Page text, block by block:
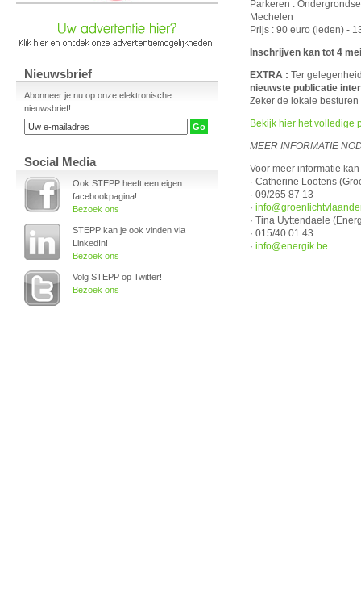
Nieuwsbrief
Abonneer je nu op onze elektronische
nieuwsbrief!
Social Media
Ook STEPP heeft een eigen
facebookpagina!
Bezoek ons
STEPP kan je ook vinden via
LinkedIn!
Bezoek ons
Volg STEPP op Twitter!
Bezoek ons
Parkeren :
Mechelen​
Prijs : 90 euro (leden) -
Inschrijven kan tot 4
EXTRA : Ter
nieuwste publicatie
Zeker de lokale
Bekijk hier het volledige
MEER INFORMATIE
Voor meer informatie
· Catherine Lootens
· 09/265 87 13
·
· Tina Uyttendaele
· 015/40 01 43
· info@energik.be